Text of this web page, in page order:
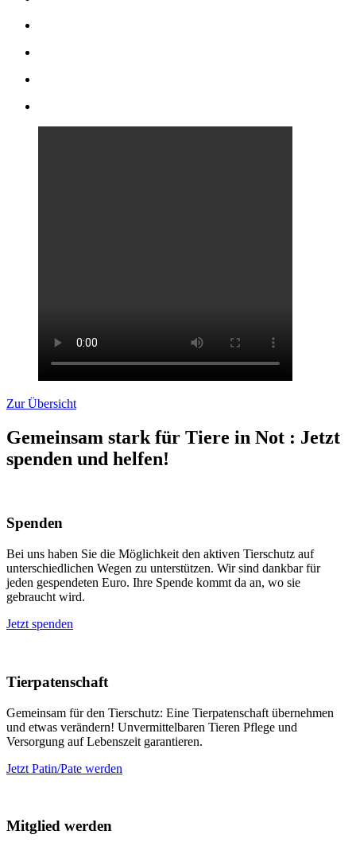
Zur Übersicht
Gemeinsam stark für Tiere in Not : Jetzt
spenden und helfen!
Spenden
Bei uns haben Sie die Möglichkeit den aktiven Tierschutz auf
unterschiedlichen Wegen zu unterstützen. Wir sind dankbar für
jeden gespendeten Euro. Ihre Spende kommt da an, wo sie
gebraucht wird.
Jetzt spenden
Tierpatenschaft
Gemeinsam für den Tierschutz: Eine Tierpatenschaft übernehmen
und etwas verändern! Unvermittelbaren Tieren Pflege und
Versorgung auf Lebenszeit garantieren.
Jetzt Patin/Pate werden
Mitglied werden